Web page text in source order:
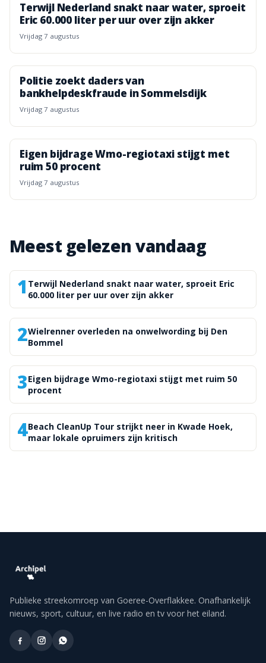
Terwijl Nederland snakt naar water, sproeit
Eric 60.000 liter per uur over zijn akker
vrijdag 7 augustus
Politie zoekt daders van
bankhelpdeskfraude in Sommelsdijk
vrijdag 7 augustus
Eigen bijdrage Wmo-regiotaxi stijgt met
ruim 50 procent
vrijdag 7 augustus
Meest gelezen vandaag
1 Terwijl Nederland snakt naar water, sproeit Eric
60.000 liter per uur over zijn akker
2Wielrenner overleden na onwelwording bij Den
Bommel
3Eigen bijdrage Wmo-regiotaxi stijgt met ruim 50
procent
4Beach CleanUp Tour strijkt neer in Kwade Hoek,
maar lokale opruimers zijn kritisch
Publieke streekomroep van Goeree-Overflakkee. Onafhankelijk
nieuws, sport, cultuur, en live radio en tv voor het eiland.